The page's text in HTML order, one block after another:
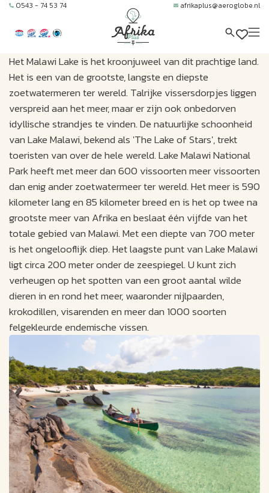
0543 - 74 53 74 afrikaplus@aeroglobe.nl
Het Malawi Lake is het kroonjuweel van dit prachtige land.
Het is een van de grootste, langste en diepste
zoetwatermeren ter wereld. Talrijke vissersdorpjes liggen
verspreid aan het meer, maar er zijn ook onbedorven
idyllische strandjes te vinden. De natuurlijke schoonheid
van Lake Malawi, bekend als 'The Lake of Stars', trekt
toeristen van over de hele wereld. Lake Malawi National
Park heeft met meer dan 600 vissoorten meer vissoorten
dan enig ander zoetwatermeer ter wereld. Het meer is 590
kilometer lang en 85 kilometer breed en is het op twee na
grootste meer van Afrika en beslaat één vijfde van het
totale gebied van Malawi. Met een diepte van 700 meter
is het ongelooflijk diep. Het laagste punt van Lake Malawi
ligt circa 200 meter onder de zeespiegel. U kunt zich
verheugen op het spotten van een groot aantal wilde
dieren in en rond het meer, waaronder nijlpaarden,
krokodillen, visarenden en meer dan 1000 soorten
felgekleurde endemische vissen.